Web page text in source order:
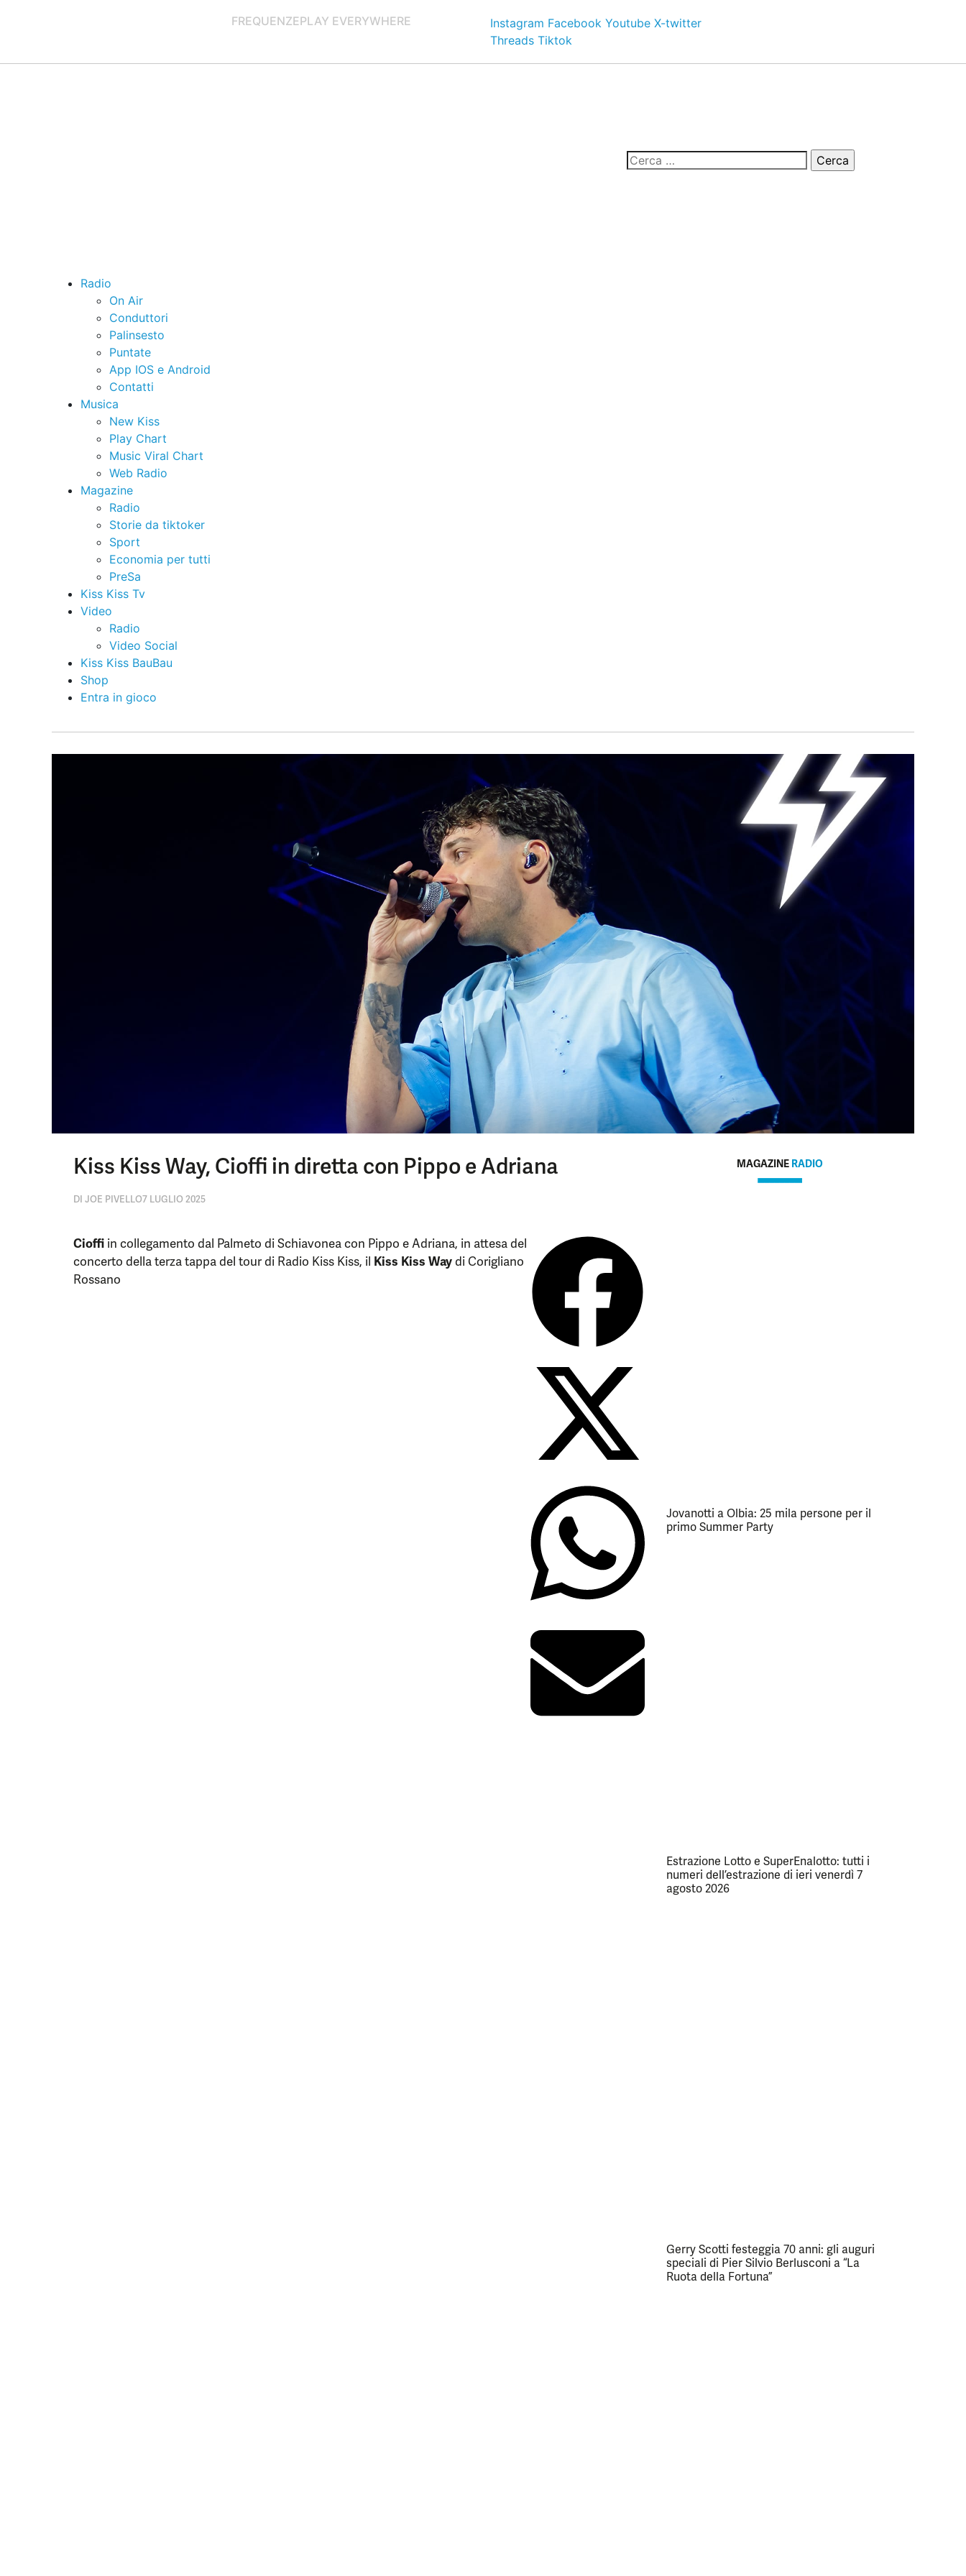
FREQUENZEPLAY EVERYWHERE Instagram Facebook Youtube X-twitter
Threads Tiktok
Radio
On Air
Conduttori
Palinsesto
Puntate
App IOS e Android
Contatti
Musica
New Kiss
Play Chart
Music Viral Chart
Web Radio
Magazine
Radio
Storie da tiktoker
Sport
Economia per tutti
PreSa
Kiss Kiss Tv
Video
Radio
Video Social
Kiss Kiss BauBau
Shop
Entra in gioco
Kiss Kiss Way, Cioffi in diretta con Pippo e Adriana
DI JOE PIVELLO7 LUGLIO 2025
Cioffi in collegamento dal Palmeto di Schiavonea con Pippo e Adriana, in attesa del
concerto della terza tappa del tour di Radio Kiss Kiss, il Kiss Kiss Waydi Corigliano
Rossano
MAGAZINE RADIO
Jovanotti a Olbia: 25 mila persone per il
primo Summer Party
Estrazione Lotto e SuperEnalotto: tutti i
numeri dell’estrazione di ieri venerdì 7
agosto 2026
Gerry Scotti festeggia 70 anni: gli auguri
speciali di Pier Silvio Berlusconi a “La
Ruota della Fortuna”